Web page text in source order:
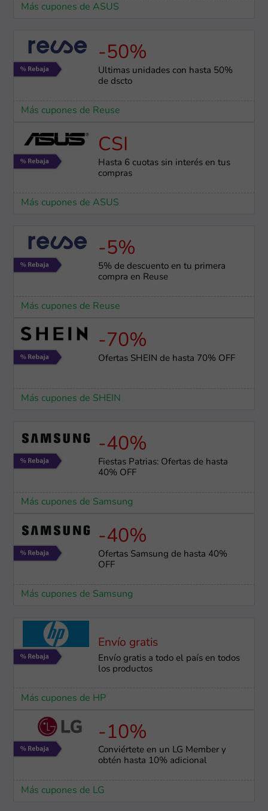
Más cupones de ASUS
-50%
Últimas unidades con hasta 50%
de dscto
Más cupones de Reuse
CSI
Hasta 6 cuotas sin interés en tus
compras
Más cupones de ASUS
-5%
5% de descuento en tu primera
compra en Reuse
Más cupones de Reuse
-70%
Ofertas SHEIN de hasta 70% OFF
Más cupones de SHEIN
-40%
Fiestas Patrias: Ofertas de hasta
40% OFF
Más cupones de Samsung
-40%
Ofertas Samsung de hasta 40%
OFF
Más cupones de Samsung
Envío gratis
Envío gratis a todo el país en todos
los productos
Más cupones de HP
-10%
Conviértete en un LG Member y
obtén hasta 10% adicional
Más cupones de LG